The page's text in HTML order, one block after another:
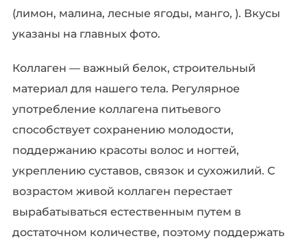
(лимон, малина, лесные ягоды, манго, ). Вкусы
указаны на главных фото.
Коллаген — важный белок, строительный
материал для нашего тела. Регулярное
употребление коллагена питьевого
способствует сохранению молодости,
поддержанию красоты волос и ногтей,
укреплению суставов, связок и сухожилий. С
возрастом живой коллаген перестает
вырабатываться естественным путем в
достаточном количестве, поэтому поддержать